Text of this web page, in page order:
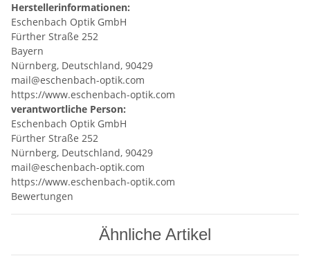
Herstellerinformationen:
Eschenbach Optik GmbH
Fürther Straße 252
Bayern
Nürnberg, Deutschland, 90429
mail@eschenbach-optik.com
https://www.eschenbach-optik.com
verantwortliche Person:
Eschenbach Optik GmbH
Fürther Straße 252
Nürnberg, Deutschland, 90429
mail@eschenbach-optik.com
https://www.eschenbach-optik.com
Bewertungen
Ähnliche Artikel